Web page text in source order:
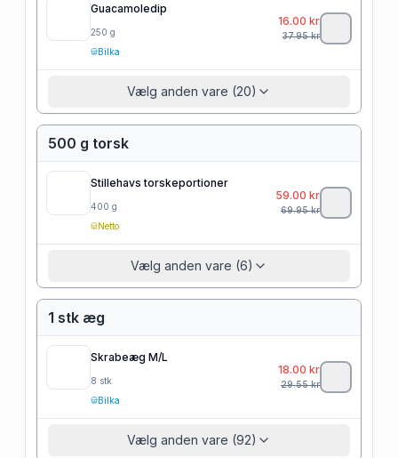
Guacamoledip
250 g
Bilka
16.00 kr
37.95kr
Vælg anden vare (20)
500 g torsk
Stillehavs torskeportioner
400 g
Netto
59.00 kr
69.95kr
Vælg anden vare (6)
1 stk æg
Skrabeæg M/L
8 stk
Bilka
18.00 kr
29.55kr
Vælg anden vare (92)